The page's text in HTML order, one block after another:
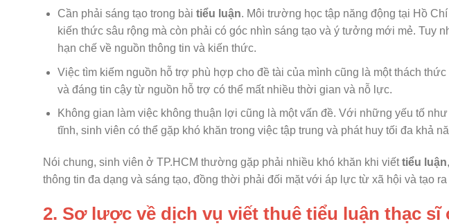
Cần phải sáng tạo trong bài tiểu luận. Môi trường học tập năng động tại Hồ
kiến thức sâu rộng mà còn phải có góc nhìn sáng tạo và ý tưởng mới mẻ. Tuy
hạn chế về nguồn thông tin và kiến thức.
Việc tìm kiếm nguồn hỗ trợ phù hợp cho đề tài của mình cũng là một thách
và đáng tin cậy từ nguồn hỗ trợ có thể mất nhiều thời gian và nỗ lực.
Không gian làm việc không thuận lợi cũng là một vấn đề. Với những yếu tố
tĩnh, sinh viên có thể gặp khó khăn trong việc tập trung và phát huy tối đa khả
Nói chung, sinh viên ở TP.HCM thường gặp phải nhiều khó khăn khi viếttiểu luận
thông tin đa dạng và sáng tạo, đồng thời phải đối mặt với áp lực từ xã hội và tạo
2. Sơ lược về dịch vụ viết thuê tiểu luận thạc sĩ